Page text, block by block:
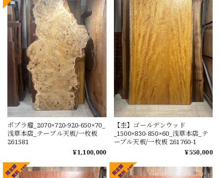
ポプラ瘤_2070×720-920-650×70_
浅草本店_テーブル天板/一枚板
261581
¥1,100,000
【杢】ゴールデンウッド
_1500×830-850×60_浅草本店_テ
ーブル天板/一枚板 261760-1
¥550,000